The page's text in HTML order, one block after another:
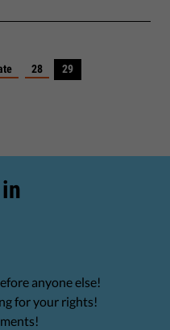
28 29
anyone else!
for your rights!